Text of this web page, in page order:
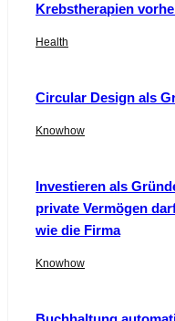
Krebstherapien
Health
Circular Design als
Knowhow
Investieren als
private Vermögen
wie die Firma
Knowhow